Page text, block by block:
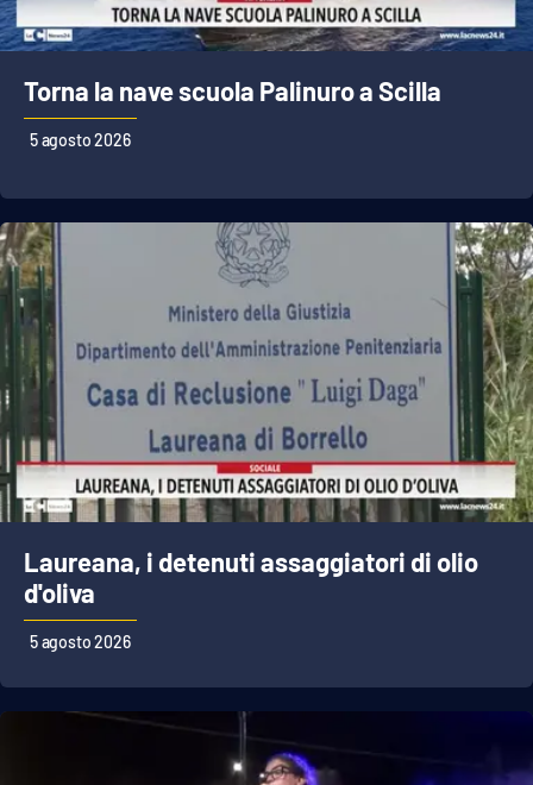
Torna la nave scuola Palinuro a Scilla
5 agosto 2026
Laureana, i detenuti assaggiatori di olio
d'oliva
5 agosto 2026